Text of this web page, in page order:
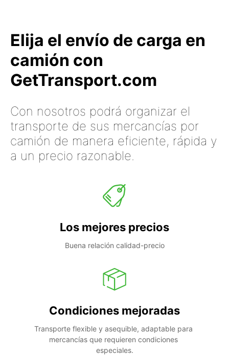
Elija el envío de carga en
camión con
GetTransport.com
Con nosotros podrá organizar el
transporte de sus mercancías por
camión de manera eficiente, rápida y
a un precio razonable.
Los mejores precios
Buena relación calidad-precio
Condiciones mejoradas
Transporte flexible y asequible, adaptable para
mercancías que requieren condiciones
especiales.